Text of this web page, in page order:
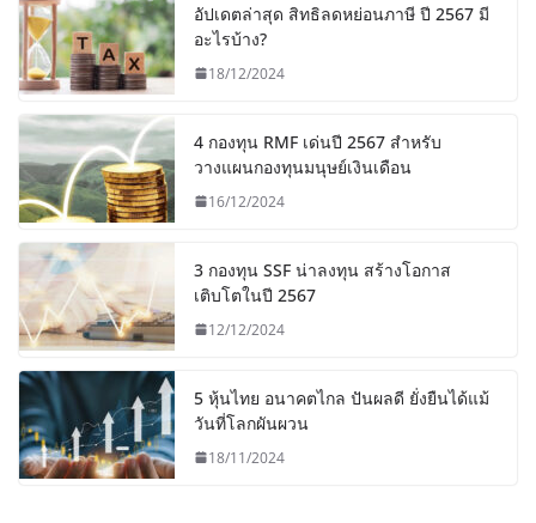
อัปเดตล่าสุด สิทธิลดหย่อนภาษี ปี 2567 มี
อะไรบ้าง?
18/12/2024
4 กองทุน RMF เด่นปี 2567 สำหรับ
วางแผนกองทุนมนุษย์เงินเดือน
16/12/2024
3 กองทุน SSF น่าลงทุน สร้างโอกาส
เติบโตในปี 2567
12/12/2024
5 หุ้นไทย อนาคตไกล ปันผลดี ยั่งยืนได้แม้
วันที่โลกผันผวน
18/11/2024